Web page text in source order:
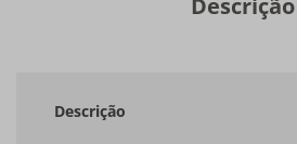
Descrição
Descrição